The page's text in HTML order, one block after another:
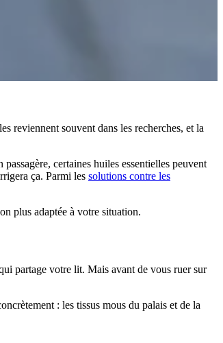
reviennent souvent dans les recherches, et la
certaines huiles essentielles peuvent
ça. Parmi les solutions contre les
plus adaptée à votre situation.
partage votre lit. Mais avant de vous ruer sur
: les tissus mous du palais et de la